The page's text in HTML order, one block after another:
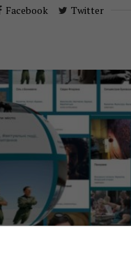
Facebook Twitter